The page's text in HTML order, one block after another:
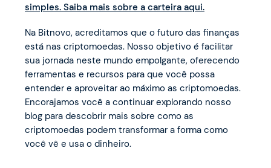
simples. Saiba mais sobre a carteira aqui.
Na Bitnovo, acreditamos que o futuro das finanças
está nas criptomoedas. Nosso objetivo é facilitar
sua jornada neste mundo empolgante, oferecendo
ferramentas e recursos para que você possa
entender e aproveitar ao máximo as criptomoedas.
Encorajamos você a continuar explorando nosso
blog para descobrir mais sobre como as
criptomoedas podem transformar a forma como
você vê e usa o dinheiro.